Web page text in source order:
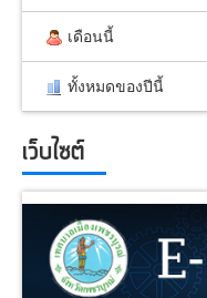
เดือนนี้
ทั้งหมดของปีนี้
เว็บไซต์